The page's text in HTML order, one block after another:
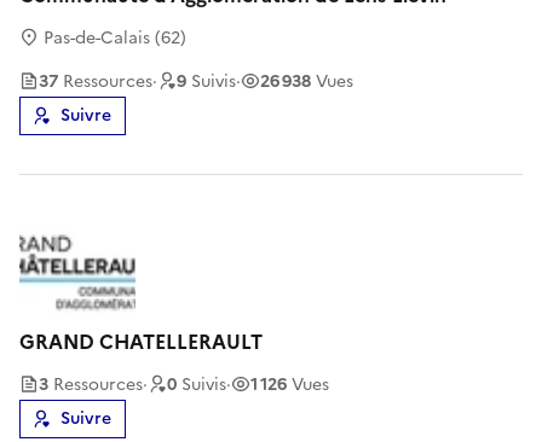
Pas-de-Calais (62)
37 Ressources· 9 Suivis· 26 938Vues
Suivre
GRAND CHATELLERAULT
3 Ressources· 0 Suivis· 1 126Vues
Suivre